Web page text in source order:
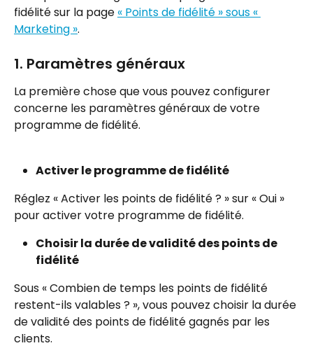
fidélité sur la page « Points de fidélité » sous «
Marketing ».
1. Paramètres généraux
La première chose que vous pouvez configurer
concerne les paramètres généraux de votre
programme de fidélité.
Activer le programme de fidélité
Réglez « Activer les points de fidélité ? » sur « Oui »
pour activer votre programme de fidélité.
Choisir la durée de validité des points de
fidélité
Sous « Combien de temps les points de fidélité
restent-ils valables ? », vous pouvez choisir la durée
de validité des points de fidélité gagnés par les
clients.